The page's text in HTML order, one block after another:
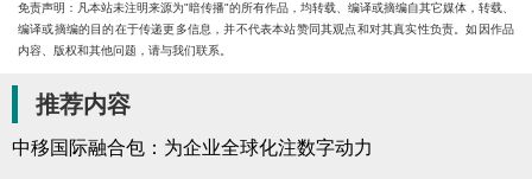
免责声明：凡本站未注明来源为"暗传播"的所有作品，均转载、编译或摘编自其它媒体，转载、
编译或摘编的目的在于传递更多信息，并不代表本站赞同其观点和对其真实性负责。如因作品
内容、版权和其他问题，请与我们联系。
推荐内容
中移国际融合包：为企业全球化注数字动力